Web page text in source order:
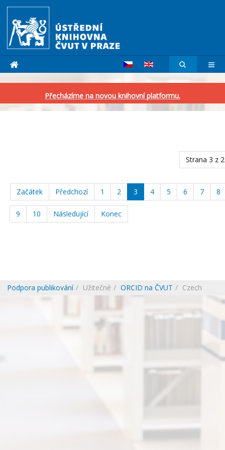
Přecházíme na novou knihovní platformu.
Strana 3 z
Začátek Předchozí 1 2 3 4 5 6 7 8
9 10 Následující Konec
Podpora publikování Užitečné ORCID na ČVUT Czech